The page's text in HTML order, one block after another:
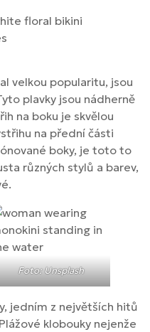
velkou popularitu, jsou
plavky jsou nádherně
na boku je skvělou
na přední části
boky, je toto to
různých stylů a barev,
Foto: Unsplash
jedním z největších hitů
klobouky nejenže